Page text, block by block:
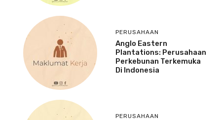
PERUSAHAAN
Anglo Eastern
Plantations: Perusahaan
Perkebunan Terkemuka
Di Indonesia
PERUSAHAAN